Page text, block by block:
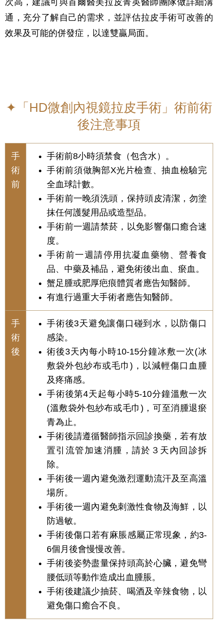
通，充分了解自己的需求，並評估拉皮手術可改善的
效果及可能的併發症，以達雙贏局面。
✦「HD微創內視鏡拉皮手術」術前術
後注意事項
手
術
前
手術前8小時須禁食（包含水）。
手術前須做胸部X光片檢查、抽血檢驗完
全血球計數。
手術前一晚須洗頭，保持頭皮清潔，勿塗
抹任何護髮用品或造型品。
手術前一週請禁菸，以免影響傷口癒合速
度。
手術前一週請停用抗凝血藥物、營養食
品、中藥及補品，避免術後出血、瘀血。
蟹足腫或肥厚疤痕體質者應告知醫師。
有進行過重大手術者應告知醫師。
手
術
後
手術後3天避免讓傷口碰到水，以防傷口
感染。
術後3天內每小時10-15分鐘冰敷一次(冰
敷袋外包紗布或毛巾)，以減輕傷口血腫
及疼痛感。
手術後第4天起每小時5-10分鐘溫敷一次
(溫敷袋外包紗布或毛巾)，可至消腫退瘀
青為止。
手術後請遵循醫師指示回診換藥，若有放
置引流管加速消腫，請於３天內回診拆
除。
手術後一週內避免激烈運動流汗及至高溫
場所。
手術後一週內避免刺激性食物及海鮮，以
防過敏。
手術後傷口若有麻脹感屬正常現象，約3-
6個月後會慢慢改善。
手術後姿勢盡量保持頭高於心臟，避免彎
腰低頭等動作造成出血腫脹。
手術後建議少抽菸、喝酒及辛辣食物，以
避免傷口癒合不良。